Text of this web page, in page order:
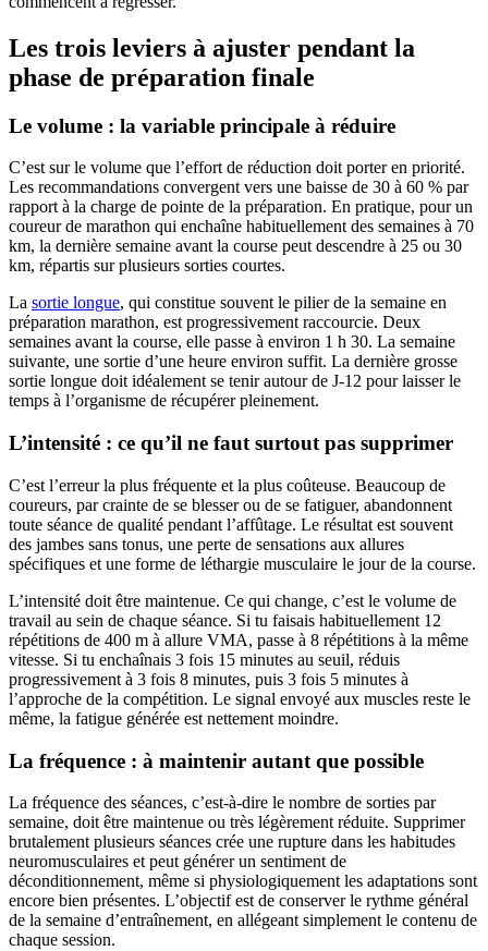
Les trois leviers à ajuster pendant la
phase de préparation finale
Le volume : la variable principale à réduire
C’est sur le volume que l’effort de réduction doit porter en priorité.
Les recommandations convergent vers une baisse de 30 à 60 % par
rapport à la charge de pointe de la préparation. En pratique, pour un
coureur de marathon qui enchaîne habituellement des semaines à 70
km, la dernière semaine avant la course peut descendre à 25 ou 30
km, répartis sur plusieurs sorties courtes.
La sortie longue, qui constitue souvent le pilier de la semaine en
préparation marathon, est progressivement raccourcie. Deux
semaines avant la course, elle passe à environ 1 h 30. La semaine
suivante, une sortie d’une heure environ suffit. La dernière grosse
sortie longue doit idéalement se tenir autour de J-12 pour laisser le
temps à l’organisme de récupérer pleinement.
L’intensité : ce qu’il ne faut surtout pas supprimer
C’est l’erreur la plus fréquente et la plus coûteuse. Beaucoup de
coureurs, par crainte de se blesser ou de se fatiguer, abandonnent
toute séance de qualité pendant l’affûtage. Le résultat est souvent
des jambes sans tonus, une perte de sensations aux allures
spécifiques et une forme de léthargie musculaire le jour de la course.
L’intensité doit être maintenue. Ce qui change, c’est le volume de
travail au sein de chaque séance. Si tu faisais habituellement 12
répétitions de 400 m à allure VMA, passe à 8 répétitions à la même
vitesse. Si tu enchaînais 3 fois 15 minutes au seuil, réduis
progressivement à 3 fois 8 minutes, puis 3 fois 5 minutes à
l’approche de la compétition. Le signal envoyé aux muscles reste le
même, la fatigue générée est nettement moindre.
La fréquence : à maintenir autant que possible
La fréquence des séances, c’est-à-dire le nombre de sorties par
semaine, doit être maintenue ou très légèrement réduite. Supprimer
brutalement plusieurs séances crée une rupture dans les habitudes
neuromusculaires et peut générer un sentiment de
déconditionnement, même si physiologiquement les adaptations sont
encore bien présentes. L’objectif est de conserver le rythme général
de la semaine d’entraînement, en allégeant simplement le contenu de
chaque session.